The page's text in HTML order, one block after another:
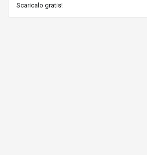
Scaricalo gratis!